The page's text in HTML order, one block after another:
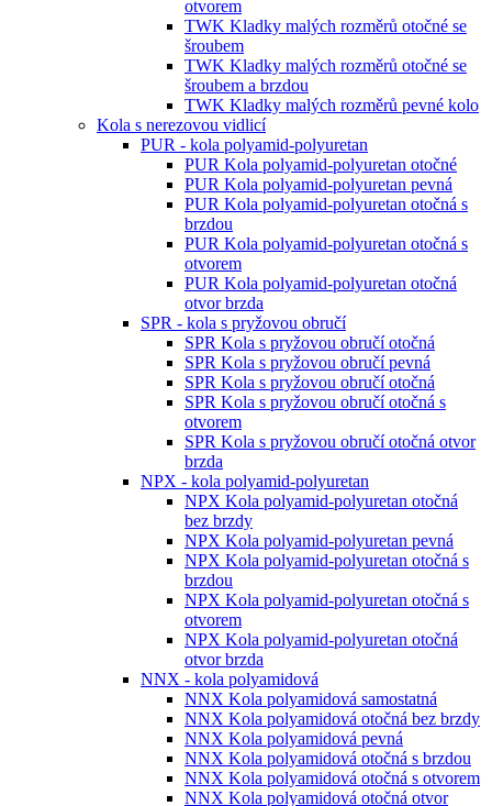
otvorem
TWK Kladky malých rozměrů otočné se
šroubem
TWK Kladky malých rozměrů otočné se
šroubem a brzdou
TWK Kladky malých rozměrů pevné kolo
Kola s nerezovou vidlicí
PUR - kola polyamid-polyuretan
PUR Kola polyamid-polyuretan otočné
PUR Kola polyamid-polyuretan pevná
PUR Kola polyamid-polyuretan otočná s
brzdou
PUR Kola polyamid-polyuretan otočná s
otvorem
PUR Kola polyamid-polyuretan otočná
otvor brzda
SPR - kola s pryžovou obručí
SPR Kola s pryžovou obručí otočná
SPR Kola s pryžovou obručí pevná
SPR Kola s pryžovou obručí otočná
SPR Kola s pryžovou obručí otočná s
otvorem
SPR Kola s pryžovou obručí otočná otvor
brzda
NPX - kola polyamid-polyuretan
NPX Kola polyamid-polyuretan otočná
bez brzdy
NPX Kola polyamid-polyuretan pevná
NPX Kola polyamid-polyuretan otočná s
brzdou
NPX Kola polyamid-polyuretan otočná s
otvorem
NPX Kola polyamid-polyuretan otočná
otvor brzda
NNX - kola polyamidová
NNX Kola polyamidová samostatná
NNX Kola polyamidová otočná bez brzdy
NNX Kola polyamidová pevná
NNX Kola polyamidová otočná s brzdou
NNX Kola polyamidová otočná s otvorem
NNX Kola polyamidová otočná otvor